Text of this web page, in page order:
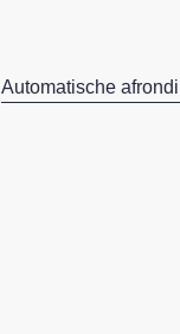
Automatische